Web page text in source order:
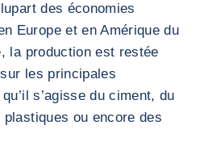
des économies
Europe et en Amérique du
la production est restée
les principales
s’agisse du ciment, du
ou encore des